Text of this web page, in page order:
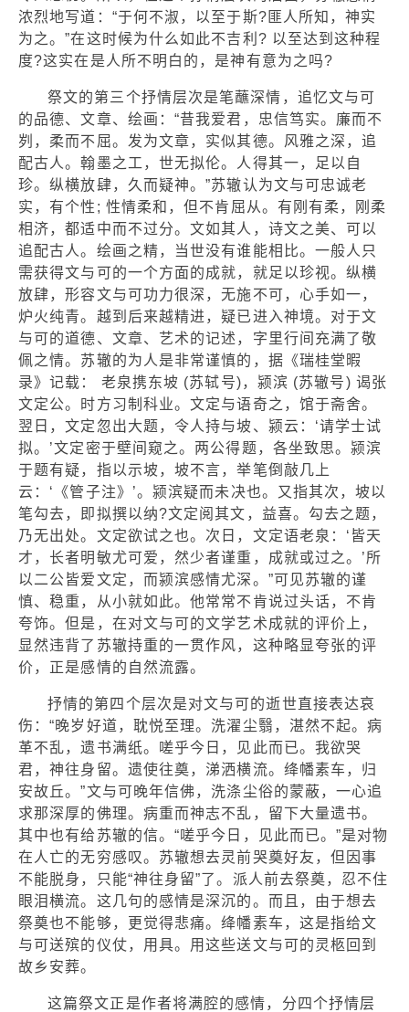
浓烈地写道：“于何不淑，以至于斯?匪人所知，神实
为之。”在这时候为什么如此不吉利? 以至达到这种程
度?这实在是人所不明白的，是神有意为之吗?
祭文的第三个抒情层次是笔蘸深情，追忆文与可
的品德、文章、绘画：“昔我爱君，忠信笃实。廉而不
刿，柔而不屈。发为文章，实似其德。风雅之深，追
配古人。翰墨之工，世无拟伦。人得其一，足以自
珍。纵横放肆，久而疑神。”苏辙认为文与可忠诚老
实，有个性; 性情柔和，但不肯屈从。有刚有柔，刚柔
相济，都适中而不过分。文如其人，诗文之美、可以
追配古人。绘画之精，当世没有谁能相比。一般人只
需获得文与可的一个方面的成就，就足以珍视。纵横
放肆，形容文与可功力很深，无施不可，心手如一，
炉火纯青。越到后来越精进，疑已进入神境。对于文
与可的道德、文章、艺术的记述，字里行间充满了敬
佩之情。苏辙的为人是非常谨慎的，据《瑞桂堂暇
录》记载： 老泉携东坡 (苏轼号)，颍滨 (苏辙号) 谒张
文定公。时方习制科业。文定与语奇之，馆于斋舍。
翌日，文定忽出大题，令人持与坡、颍云：‘请学士试
拟。’文定密于壁间窥之。两公得题，各坐致思。颍滨
于题有疑，指以示坡，坡不言，举笔倒敲几上
云：‘《管子注》’。颍滨疑而未决也。又指其次，坡以
笔勾去，即拟撰以纳?文定阅其文，益喜。勾去之题，
乃无出处。文定欲试之也。次日，文定语老泉：‘皆天
才，长者明敏尤可爱，然少者谨重，成就或过之。’所
以二公皆爱文定，而颍滨感情尤深。”可见苏辙的谨
慎、稳重，从小就如此。他常常不肯说过头话，不肯
夸饰。但是，在对文与可的文学艺术成就的评价上，
显然违背了苏辙持重的一贯作风，这种略显夸张的评
价，正是感情的自然流露。
抒情的第四个层次是对文与可的逝世直接表达哀
伤：“晚岁好道，耽悦至理。洗濯尘翳，湛然不起。病
革不乱，遗书满纸。嗟乎今日，见此而已。我欲哭
君，神往身留。遗使往奠，涕洒横流。绛幡素车，归
安故丘。”文与可晚年信佛，洗涤尘俗的蒙蔽，一心追
求那深厚的佛理。病重而神志不乱，留下大量遗书。
其中也有给苏辙的信。“嗟乎今日，见此而已。”是对物
在人亡的无穷感叹。苏辙想去灵前哭奠好友，但因事
不能脱身，只能“神往身留”了。派人前去祭奠，忍不住
眼泪横流。这几句的感情是深沉的。而且，由于想去
祭奠也不能够，更觉得悲痛。绛幡素车，这是指给文
与可送殡的仪仗，用具。用这些送文与可的灵柩回到
故乡安葬。
这篇祭文正是作者将满腔的感情，分四个抒情层